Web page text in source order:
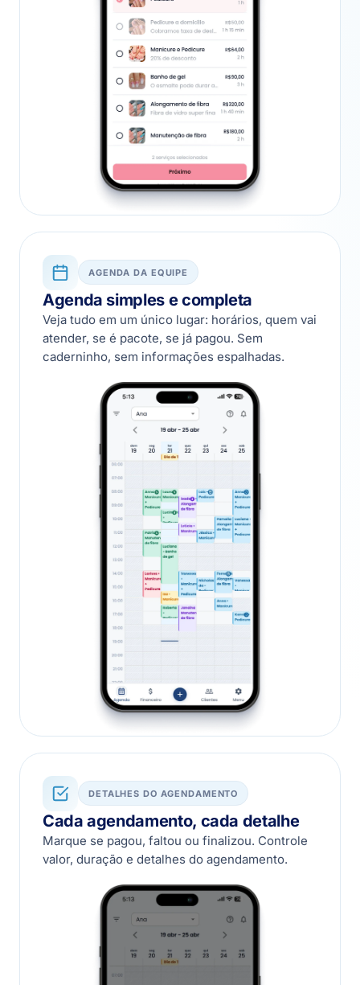
AGENDA DA EQUIPE
Agenda simples e completa
Veja tudo em um único lugar: horários, quem vai
atender, se é pacote, se já pagou. Sem
caderninho, sem informações espalhadas.
DETALHES DO AGENDAMENTO
Cada agendamento, cada detalhe
Marque se pagou, faltou ou finalizou. Controle
valor, duração e detalhes do agendamento.